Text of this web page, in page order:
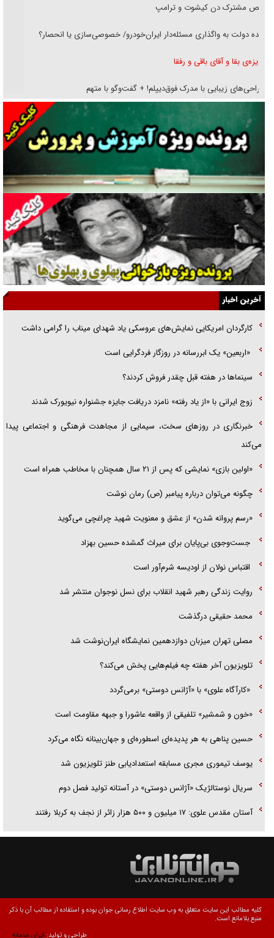
رقص مشترک دن کیشوت و ترامپ
دنده دولت به واگذاری مسئله‌دار ایران‌خودرو/ خصوصی‌سازی یا انحصار؟
غریزه‌ی بقا و آقای باقی و رفقا
جراحی‌های زیبایی با مدرک فوق‌دیپلم! + گفت‌وگو با متهم
گفت‌وگو با همسر یکی از شهدای جنگ رمضان/ پیکر بی‌سر شهید را از
انگشت‌های پا شناسایی کردیم
نسلی که آنلاین الگو می‌گیرد
گفت‌وگو با آیت‌الله جاودان/ جفای مخالفان مکانت معنوی رهبر شهید را
ارتقا می‌داد
راننده مست به قانون می‌خندد
همه آقای دوربینی شده‌ایم!
قصه ناتمام سرویس مدارس
آیا مقاومت فلسطین خلع‌سلاح می‌شود؟
آخرین اخبار
کارگردان امریکایی نمایش‌های عروسکی یاد شهدای میناب را گرامی داشت
«اربعین» یک ابررسانه در روزگار فردگرایی است
سینما‌ها در هفته قبل چقدر فروش کردند؟
زوج ایرانی با «از یاد رفته» نامزد دریافت جایزه جشنواره نیویورک شدند
خبرنگاری در روزهای سخت، سیمایی از مجاهدت فرهنگی و اجتماعی پیدا
می‌کند
«اولین بازی» نمایشی که پس از ۲۱ سال همچنان با مخاطب همراه است
چگونه می‌توان درباره پیامبر (ص) رمان نوشت
«رسم پروانه شدن» از عشق و معنویت شهید چراغچی می‌گوید
جست‌وجوی بی‌پایان برای میراث گمشده حسین بهزاد
اقتباس نولان از اودیسه شرم‌آور است
روایت زندگی رهبر شهید انقلاب برای نسل نوجوان منتشر شد
محمد حقیقی درگذشت
مصلی تهران میزبان دوازدهمین نمایشگاه ایران‌نوشت شد
تلویزیون آخر هفته چه فیلم‌هایی پخش می‌کند؟
«کارآگاه علوی» با «آژانس دوستی» برمی‌گردد
«خون و شمشیر» تلفیقی از واقعه عاشورا و جبهه مقاومت است
حسین پناهی به هر پدیده‌ای اسطوره‌ای و جهان‌بینانه نگاه می‌کرد
یوسف تیموری مجری مسابقه استعدادیابی طنز تلویزیون شد
سریال نوستالژیک «آژانس دوستی» در آستانه تولید فصل دوم
آستان مقدس علوی: ۱۷ میلیون و ۵۰۰ هزار زائر از نجف به کربلا رفتند
کلیه مطالب این سایت متعلق به وب سایت اطلاع رسانی جوان بوده و استفاده از مطالب آن با ذکر
منبع بلامانع است.
طراحی و تولید: ایران سامانه